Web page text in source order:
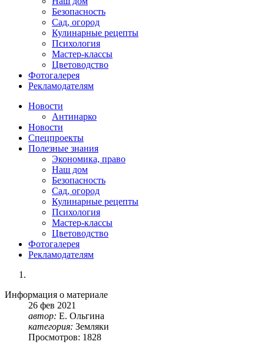
Безопасность
Сад, огород
Кулинарные рецепты
Психология
Мастер-классы
Цветоводство
Фотогалерея
Рекламодателям
Новости
Антинарко
Новости
Спецпроекты
Полезные знания
Экономика, право
Наш дом
Безопасность
Сад, огород
Кулинарные рецепты
Психология
Мастер-классы
Цветоводство
Фотогалерея
Рекламодателям
Информация о материале
26 фев 2021
автор: Е. Ольгина
категория: Земляки
Просмотров: 1828